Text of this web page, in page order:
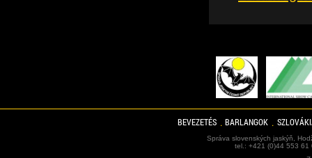
BEVEZETÉS BARLANGOK
Správa slovenských jaskýň,
tel.: +421 (0)44 553